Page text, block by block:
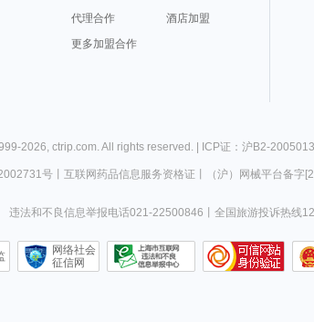
代理合作
酒店加盟
更多加盟合作
2026 ctrip.com . All rights reserved. | ICP证：沪B2-
号丨 互联网药品信息服务资格证 （沪）网械平台备字
违法和不良信息举报电话021-22500846 全国旅游投诉热线
网络社会
征信网